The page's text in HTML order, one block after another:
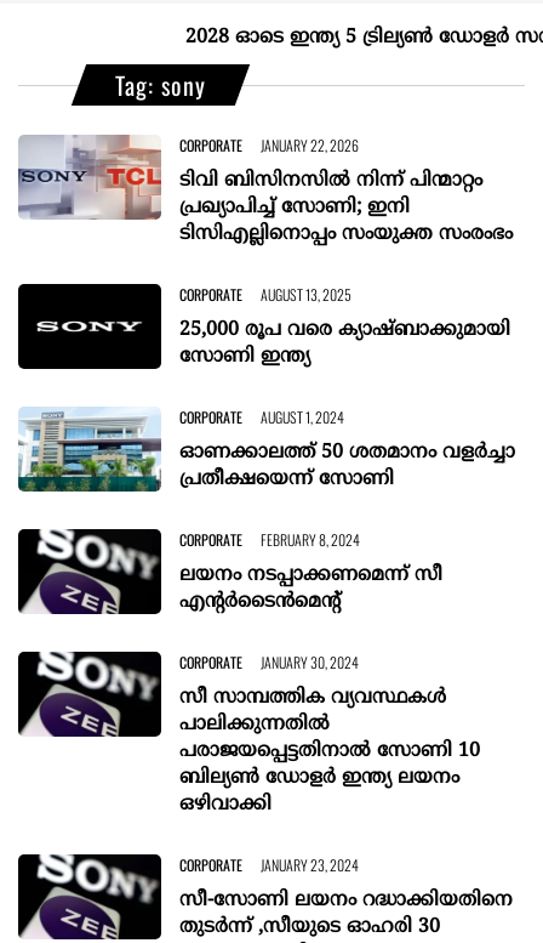
KERALA @70
2028 ഓടെ ഇന്ത്യ 5 ട്രില്യണ്‍ ഡോളര്‍
Tag: sony
CORPORATE JANUARY 22, 2026
ടിവി ബിസിനസില്‍ നിന്ന് പിന്മാറ്റം
പ്രഖ്യാപിച്ച് സോണി; ഇനി
ടിസിഎല്ലിനൊപ്പം സംയുക്ത സംരംഭം
CORPORATE AUGUST 13, 2025
25,000 രൂപ വരെ ക്യാഷ്ബാക്കുമായി
സോണി ഇന്ത്യ
CORPORATE AUGUST 1, 2024
ഓണക്കാലത്ത് 50 ശതമാനം വളര്‍ച്ചാ
പ്രതീക്ഷയെന്ന് സോണി
CORPORATE FEBRUARY 8, 2024
ലയനം നടപ്പാക്കണമെന്ന് സീ
എന്റര്‍ടൈന്‍മെന്റ്
CORPORATE JANUARY 30, 2024
സീ സാമ്പത്തിക വ്യവസ്ഥകൾ
പാലിക്കുന്നതിൽ
പരാജയപ്പെട്ടതിനാൽ സോണി 10
ബില്യൺ ഡോളർ ഇന്ത്യ ലയനം
ഒഴിവാക്കി
CORPORATE JANUARY 23, 2024
സീ-സോണി ലയനം റദ്ധാക്കിയതിനെ
തുടർന്ന് ,സീയുടെ ഓഹരി 30